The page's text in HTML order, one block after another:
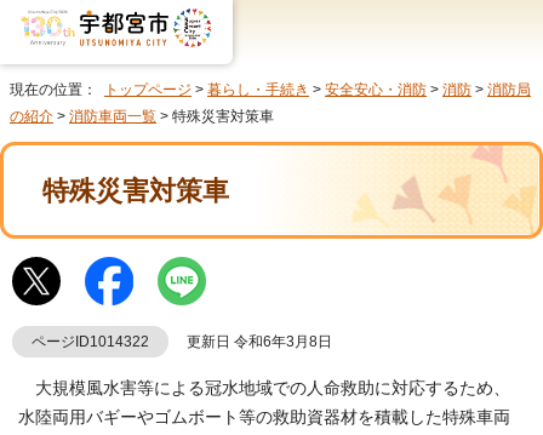
現在の位置： トップページ > 暮らし・手続き > 安全安心・消防 > 消防 > 消防局
の紹介 > 消防車両一覧 > 特殊災害対策車
特殊災害対策車
ページID1014322 更新日 令和6年3月8日
大規模風水害等による冠水地域での人命救助に対応するため、
水陸両用バギーやゴムボート等の救助資器材を積載した特殊車両